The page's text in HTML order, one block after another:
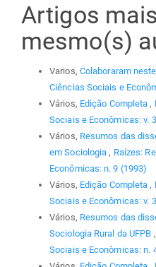
Artigos
mesmo(s)
Varios, Colaboraram
Ciências Sociais e
Vários, Edição Completa ,
Sociais e Econômicas: v.
Vários, Resumos das
em Sociologia , Raízes:
Econômicas: n. 9 (1993)
Vários, Edição Completa ,
Sociais e Econômicas: v.
Vários, Resumos das
Sociologia Rural da UFPB ,
Sociais e Econômicas: n.